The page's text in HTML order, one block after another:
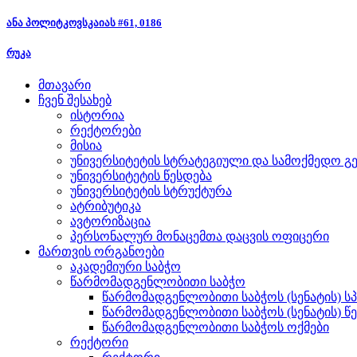
ანა პოლიტკოვსკაიას #61, 0186
რუკა
მთავარი
ჩვენ შესახებ
ისტორია
რექტორები
მისია
უნივერსიტეტის სტრატეგიული და სამოქმედო
უნივერსიტეტის წესდება
უნივერსიტეტის სტრუქტურა
ატრიბუტიკა
ავტორიზაცია
პერსონალურ მონაცემთა დაცვის ოფიცერი
მართვის ორგანოები
აკადემიური საბჭო
წარმომადგენლობითი საბჭო
წარმომადგენლობითი საბჭოს (სენატის)
წარმომადგენლობითი საბჭოს (სენატის)
წარმომადგენლობითი საბჭოს ოქმები
რექტორი